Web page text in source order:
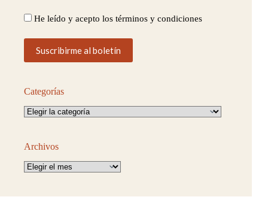
He leído y acepto los términos y condiciones
Categorías
Categorías
Archivos
Archivos